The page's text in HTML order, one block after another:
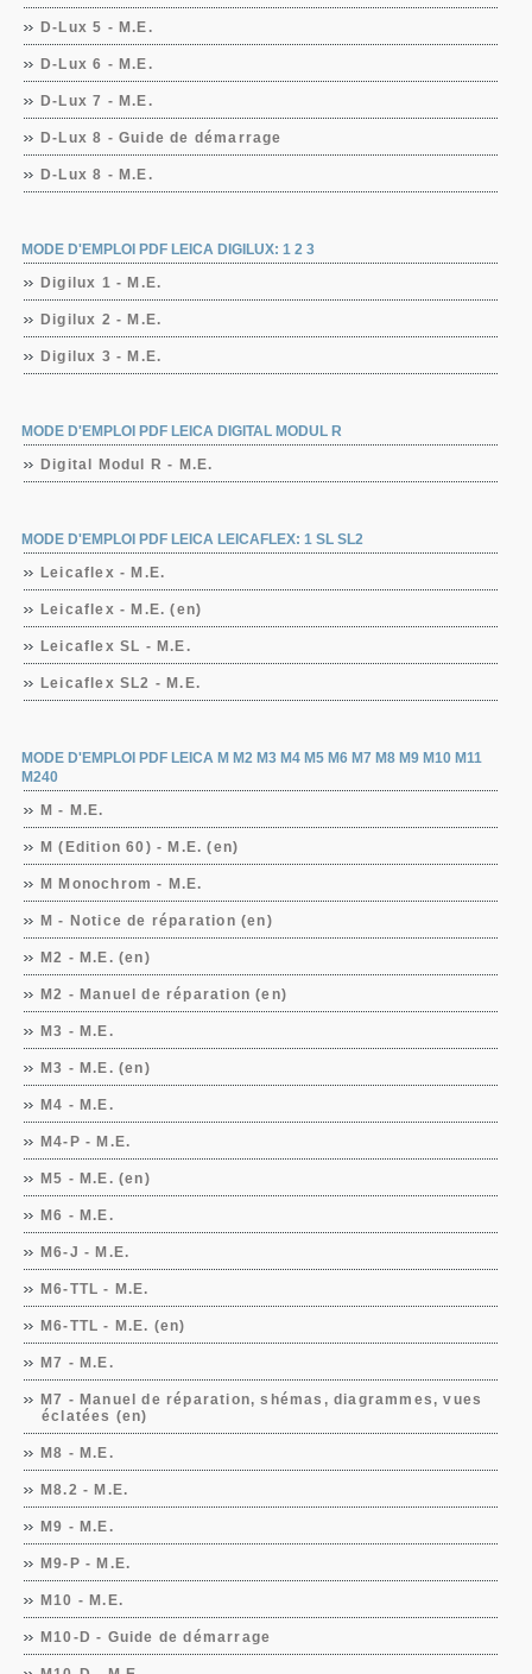
D-Lux 5 - M.E.
D-Lux 6 - M.E.
D-Lux 7 - M.E.
D-Lux 8 - Guide de démarrage
D-Lux 8 - M.E.
MODE D'EMPLOI PDF LEICA DIGILUX: 1 2 3
Digilux 1 - M.E.
Digilux 2 - M.E.
Digilux 3 - M.E.
MODE D'EMPLOI PDF LEICA DIGITAL MODUL R
Digital Modul R - M.E.
MODE D'EMPLOI PDF LEICA LEICAFLEX: 1 SL SL2
Leicaflex - M.E.
Leicaflex - M.E. (en)
Leicaflex SL - M.E.
Leicaflex SL2 - M.E.
MODE D'EMPLOI PDF LEICA M M2 M3 M4 M5 M6 M7 M8 M9 M10 M11
M240
M - M.E.
M (Edition 60) - M.E. (en)
M Monochrom - M.E.
M - Notice de réparation (en)
M2 - M.E. (en)
M2 - Manuel de réparation (en)
M3 - M.E.
M3 - M.E. (en)
M4 - M.E.
M4-P - M.E.
M5 - M.E. (en)
M6 - M.E.
M6-J - M.E.
M6-TTL - M.E.
M6-TTL - M.E. (en)
M7 - M.E.
M7 - Manuel de réparation, shémas, diagrammes, vues
éclatées (en)
M8 - M.E.
M8.2 - M.E.
M9 - M.E.
M9-P - M.E.
M10 - M.E.
M10-D - Guide de démarrage